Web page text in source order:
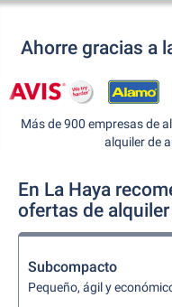
Ahorre gracias a
Más de 900 empresas de
alquiler de
En La Haya
ofertas de
Subcompacto
Pequeño, ágil y